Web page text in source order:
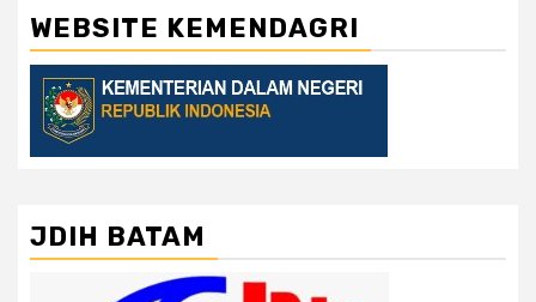
WEBSITE KEMENDAGRI
JDIH BATAM